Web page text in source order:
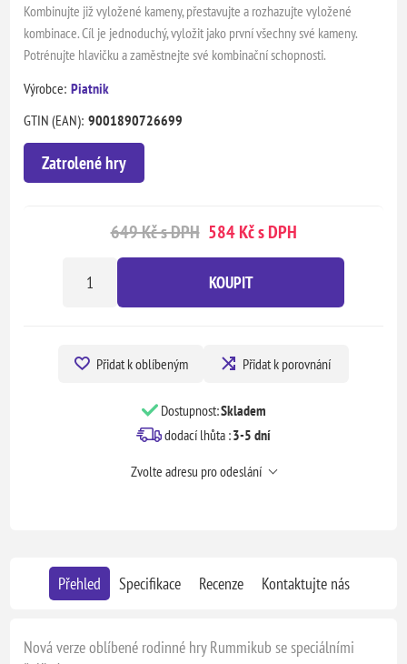
Kombinujte již vyložené kameny, přestavujte a rozhazujte vyložené
kombinace. Cíl je jednoduchý, vyložit jako první všechny své kameny.
Potrénujte hlavičku a zaměstnejte své kombinační schopnosti.
Výrobce: Piatnik
GTIN (EAN): 9001890726699
Zatrolené hry
649 Kč s DPH 584 Kč s DPH
KOUPIT
Přidat k oblíbeným Přidat k porovnání
Dostupnost:Skladem
dodací lhůta :3-5 dní
Zvolte adresu pro odeslání
Přehled Specifikace Recenze Kontaktujte nás
Nová verze oblíbené rodinné hry Rummikub se speciálními